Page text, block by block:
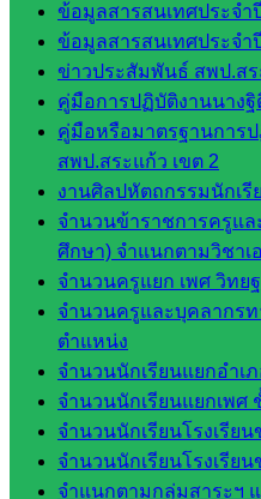
ข้อมูลสารสนเทศประจำ
ข้อมูลสารสนเทศประจำ
ข่าวประสัมพันธ์ สพป.สร
คู่มือการปฏิบัติงานนางฐิ
คู่มือหรือมาตรฐานการ
สพป.สระแก้ว เขต 2
งานศิลปหัตถกรรมนักเรี
จำนวนข้าราชการครูแ
ศึกษา) จำแนกตามวิชาเ
จำนวนครูแยก เพศ วิทย
จำนวนครูและบุคลากรท
ตำแหน่ง
จำนวนนักเรียนแยกอำเ
จำนวนนักเรียนแยกเพศ
จำนวนนักเรียนโรงเรีย
จำนวนนักเรียนโรงเรีย
จำแนกตามกลุ่มสาระฯ
มอำนวย
การ
กลุ่ม
บริหาร
งานงาน
เงินและ
สินทรัพย์
กลุ่มน
โยบาย
และแผน
กลุ่มส่ง
เสริมการ
จัดการ
ศึกษา
บริหาร